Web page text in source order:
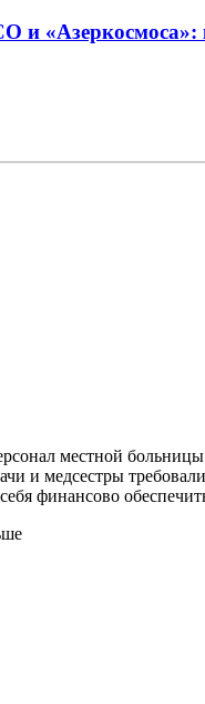
«Азеркосмоса»:
местной
и медсестры
финансово